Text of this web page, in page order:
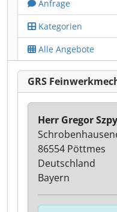
Anfrage
Kategorien
Alle Angebote
GRS
Herr Gregor
86554 Pöttmes
Deutschland
Bayern